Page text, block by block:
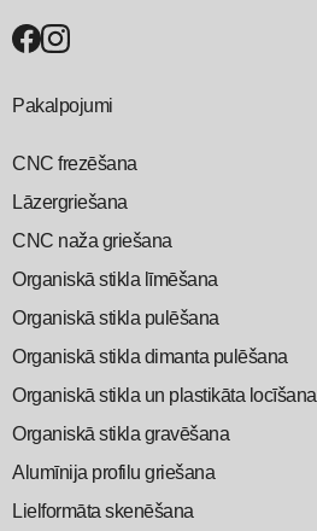
Pakalpojumi
CNC frezēšana
Lāzergriešana
CNC naža griešana
Organiskā stikla līmēšana
Organiskā stikla pulēšana
Organiskā stikla dimanta pulēšana
Organiskā stikla un plastikāta locīšana
Organiskā stikla gravēšana
Alumīnija profilu griešana
Lielformāta skenēšana